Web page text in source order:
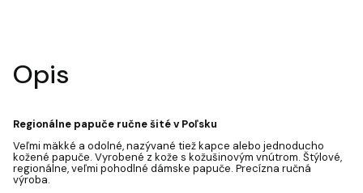
Opis
Regionálne papuče ručne šité v Poľsku
Veľmi mäkké a odolné, nazývané tiež kapce alebo jednoducho
kožené papuče. Vyrobené z kože s kožušinovým vnútrom. Štýlové,
regionálne, veľmi pohodlné dámske papuče. Precízna ručná
výroba.